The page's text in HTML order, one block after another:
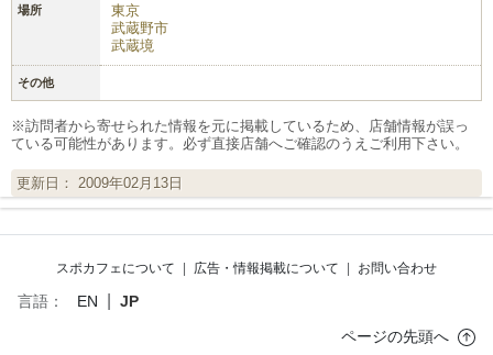
場所
東京
武蔵野市
武蔵境
その他
※訪問者から寄せられた情報を元に掲載しているため、店舗情報が誤っ
ている可能性があります。必ず直接店舗へご確認のうえご利用下さい。
更新日： 2009年02月13日
スポカフェについて | 広告・情報掲載について | お問い合わせ
言語： EN
JP
ページの先頭へ